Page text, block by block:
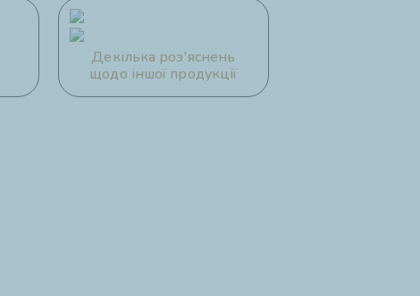
Декілька роз'яснень
щодо іншої продукції